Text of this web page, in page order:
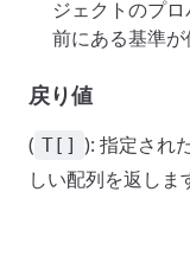
ジェクトのプ
前にある基準が
戻り値
( T[] ): 指定され
しい配列を返しま